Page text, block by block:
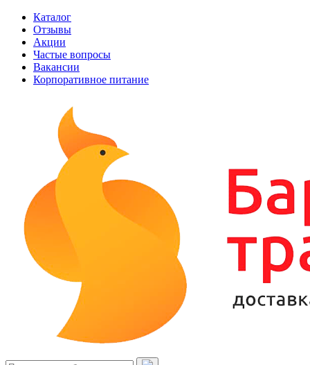
Каталог
Отзывы
Акции
Частые вопросы
Вакансии
Корпоративное питание